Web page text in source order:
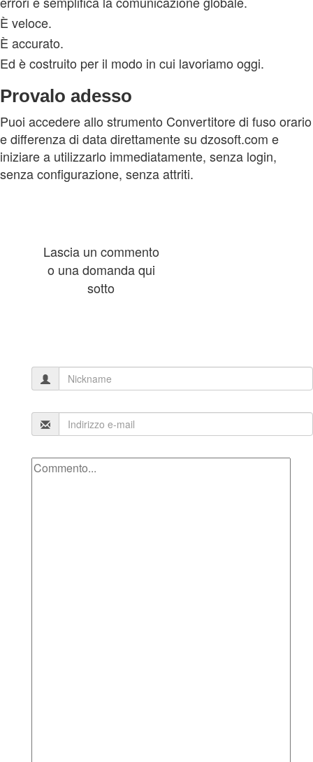
È veloce.
È accurato.
Ed è costruito per il modo in cui lavoriamo oggi.
Provalo adesso
Puoi accedere allo strumento Convertitore di fuso orario
e differenza di data direttamente su dzosoft.com e
iniziare a utilizzarlo immediatamente, senza login,
senza configurazione, senza attriti.
Lascia un commento
o una domanda qui
sotto